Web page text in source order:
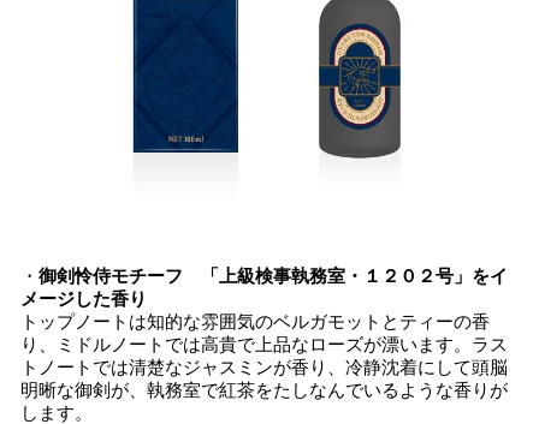
・ 御剣怜侍モチーフ 「上級検事執務室・１２０２号」をイ
メージした香り
トップノートは知的な雰囲気のベルガモットとティーの香
り、ミドルノートでは高貴で上品なローズが漂います。ラス
トノートでは清楚なジャスミンが香り、冷静沈着にして頭脳
明晰な御剣が、執務室で紅茶をたしなんでいるような香りが
します。